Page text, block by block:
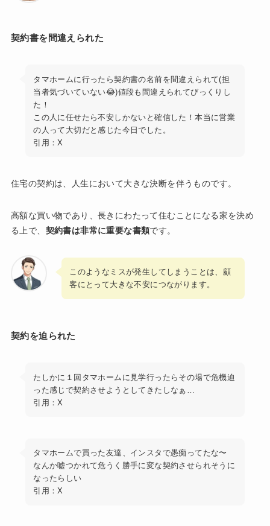
契約書を間違えられた
タマホームに行ったら契約書の名前を間違えられて(担
当者気づいていない😂)値段も間違えられてびっくりし
た！
この人に任せたら不安しかないと確信した！本当に営業
の人って大切だと感じた今日でした。
引用：X
住宅の契約は、人生において大きな決断を伴うものです。
高額な買い物であり、長きにわたって住むことになる家を決め
る上で、 契約書は非常に重要な書類です。
このようなミスが発生してしまうことは、顧
客にとって大きな不安につながります。
契約を迫られた
たしかに１回タマホームに見学行ったらその場で危機迫
った感じで契約させようとしてきたしなぁ…
引用：X
タマホームで買った友達、インスタで愚痴ってたな〜
なんか嘘つかれて危うく勝手に変な契約させられそうに
なったらしい
引用：X